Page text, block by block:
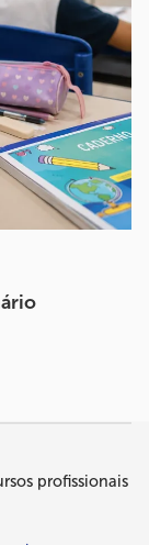
profissionais